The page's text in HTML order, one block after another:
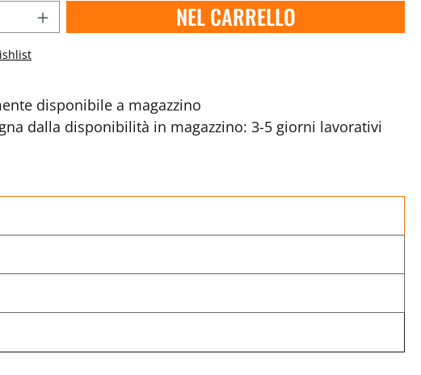
NEL CARRELLO
disponibile a magazzino
dalla disponibilità in magazzino: 3-5 giorni lavorativi